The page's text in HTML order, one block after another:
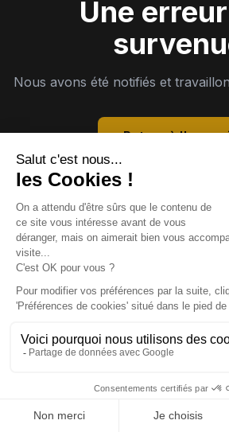
Une
Nous avons été notifiés et
Retour à